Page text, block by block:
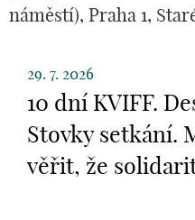
náměstí), Praha 1,
29. 7. 2026
10 dní KVIFF.
Stovky setkání.
věřit, že